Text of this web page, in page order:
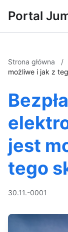
Portal
Strona główna /
możliwe i jak z
jest
tego
30.11.-0001